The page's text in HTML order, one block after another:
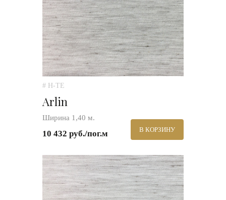
# H-TE
Arlin
Ширина 1,40 м.
10 432 руб./пог.м В КОРЗИНУ